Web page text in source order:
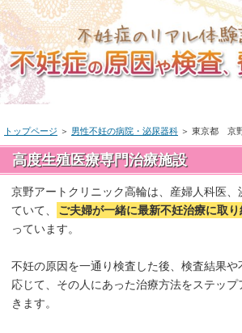
トップページ ＞ 男性不妊の病院・泌尿器科 ＞ 東京都 京
高度生殖医療専門治療施設
京野アートクリニック高輪は、産婦人科医、
ていて、
ご夫婦が一緒に最新不妊治療に取
っています。
不妊の原因を一通り検査した後、検査結果や
応じて、その人にあった治療方法をステッ
きます。